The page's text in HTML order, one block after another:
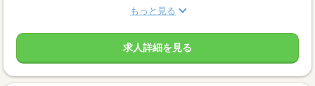
もっと見る
求人詳細を見る